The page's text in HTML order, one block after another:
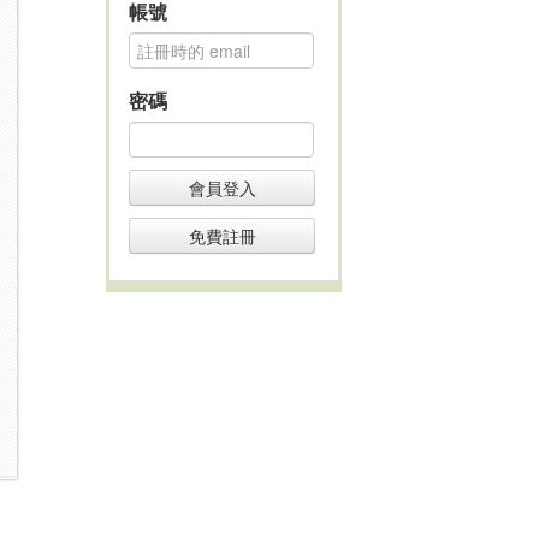
帳號
密碼
會員登入
免費註冊